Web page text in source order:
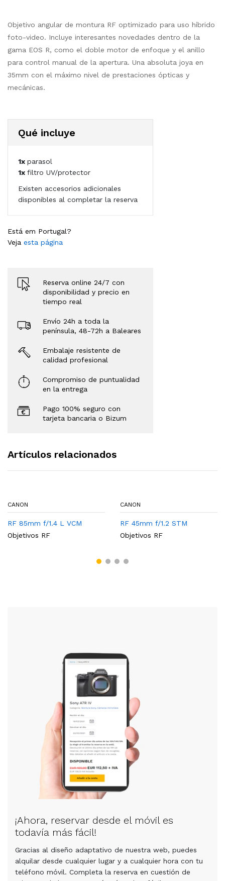
Objetivo angular de montura RF optimizado para uso híbrido
foto-video. Incluye interesantes novedades dentro de la
gama EOS R, como el doble motor de enfoque y el anillo
para control manual de la apertura. Una absoluta joya en
35mm con el máximo nivel de prestaciones ópticas y
mecánicas.
Reserva online 24/7 con
disponibilidad y precio en
tiempo real
Envío 24h a toda la
península, 48-72h a Baleares
Embalaje resistente de
calidad profesional
Compromiso de puntualidad
en la entrega
Pago 100% seguro con
tarjeta bancaria o Bizum
Está em Portugal?
Veja esta página
Qué incluye
1x parasol
1x filtro UV/protector
Existen accesorios adicionales
disponibles al completar la reserva
Artículos relacionados
CANON
RF 85mm f/1.4 L VCM
Objetivos RF
CANON
RF 45mm f/1.2 STM
Objetivos RF
¡Ahora, reservar desde el móvil es
todavía más fácil!
Gracias al diseño adaptativo de nuestra web, puedes
alquilar desde cualquier lugar y a cualquier hora con tu
teléfono móvil. Completa la reserva en cuestión de